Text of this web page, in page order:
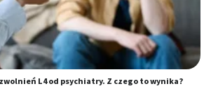
L4 od psychiatry. Z czego to wynika?
danych geolokalizacyjnych
na podstawie
informacji
niż IAB: